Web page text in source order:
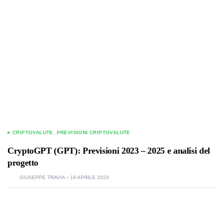
CRIPTOVALUTE PREVISIONI CRIPTOVALUTE
CryptoGPT (GPT): Previsioni 2023 – 2025 e analisi del
progetto
GIUSEPPE TRAVIA 18 APRILE 2023